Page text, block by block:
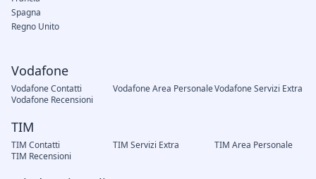
Vodafone
Vodafone Contatti Vodafone Area PersonaleVodafone Servizi Extra
Vodafone Recensioni
TIM
TIM Contatti TIM Servizi Extra
TIM Area Personale
TIM Recensioni
Spagna
Regno Unito